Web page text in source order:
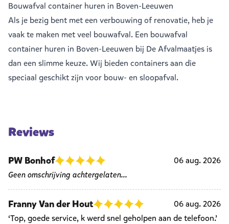
Bouwafval container huren in Boven-Leeuwen
Als je bezig bent met een verbouwing of renovatie, heb je
vaak te maken met veel bouwafval. Een bouwafval
container huren in Boven-Leeuwen bij De Afvalmaatjes is
dan een slimme keuze. Wij bieden containers aan die
speciaal geschikt zijn voor bouw- en sloopafval.
Reviews
PW Bonhof
06 aug. 2026
Geen omschrijving achtergelaten...
Franny Van der Hout
06 aug. 2026
‘Top, goede service, k werd snel geholpen aan de telefoon.’